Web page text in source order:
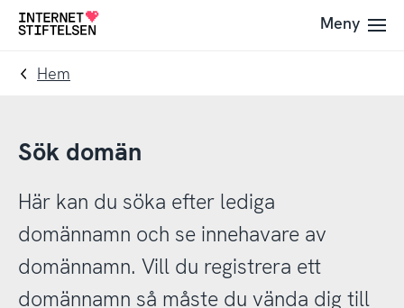
Till
navigering
Till
innehåll
Till
Meny
Hem
Sök domän
Här kan du söka efter lediga
domännamn och se innehavare av
domännamn. Vill du registrera ett
domännamn så måste du vända dig till